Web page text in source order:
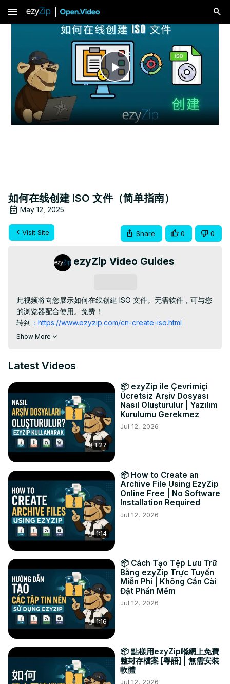
menu
Play
Video
如何在线创建 ISO 文件（简单指南）
May 12, 2025
Visit Site Share 0 0
ezyZip Video Guides
此视频将向您展示如何在线创建 ISO 文件。无需软件，可与您
的浏览器配合使用。免费！
转到 ：https://www.ezyzip.com/cn-create-iso.html
1. 要将文件添加到 ISO 存档，您有两个选项：
2.（可选）通过单击“创建 ISO 文件”按钮旁边的向下箭头设置
3. 单击“创建 ISO 文件”。它将开始压缩文件。
4. 单击“保存 ISO 文件”将文件保存到您选择的目标文件夹。
#create #iso
TWITTER : https://twitter.com/ezyzip
FACEBOOK : https://www.facebook.com/ezyzip/
LINKEDIN : https://www.linkedin.com/showcase/ezyzip/
https://www.pinterest.com.au/ezyzip
Show More
Latest Videos
1:27
📦 ezyZip ile Çevrimiçi
Ücretsiz Arşiv Dosyası
Nasıl Oluşturulur | Yazılım
Kurulumu Gerekmez
Jul 12, 2026
1:14
📦 How to Create an
Archive File Using EzyZip
Online Free | No Software
Installation Required
Jul 12, 2026
1:16
📦 Cách Tạo Tệp Lưu Trữ
Bằng ezyZip Trực Tuyến
Miễn Phí | Không Cần Cài
Đặt Phần Mềm
Jul 12, 2026
📦 點樣用ezyZip喺網上免費
整封存檔案 [粵語] | 無需安裝
軟體
Jul 12, 2026